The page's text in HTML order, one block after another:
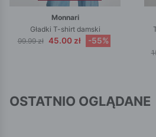
Monnari
Gładki T-shirt damski
99.99 zł 45.00 zł -55%
OSTATNIO OGLĄDANE